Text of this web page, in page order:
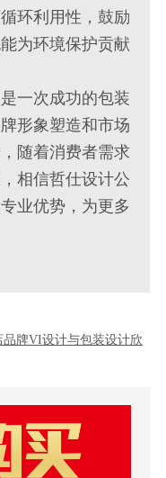
环利用性，鼓励
为环境保护贡献
一次成功的包装
形象塑造和市场
随着消费者需求
相信哲仕设计公
业优势，为更多
牌VI设计与包装设计欣